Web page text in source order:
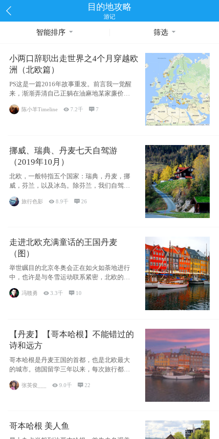
目的地攻略
游记
智能排序 筛选
小两口辞职出走世界之4个月穿越欧
洲（北欧篇）
PS这是一篇2016年故事重发。前言我一觉醒
来，渐渐弄清自己正躺在油麻地某家廉价宾
馆
陈小羊Timeline 7.2千 7
挪威、瑞典、丹麦七天自驾游
（2019年10月）
北欧，一般特指五个国家：瑞典，丹麦，挪
威，芬兰，以及冰岛。除芬兰，我们自驾游
旅行色影 8.9千 26
走进北欧充满童话的王国丹麦
（图）
举世瞩目的北京冬奥会正在如火如荼地进行
中，也许是与冬雪运动联系紧密，北欧的一
些国家因
冯赣勇 3.3千  10
【丹麦】【哥本哈根】不能错过的
诗和远方
哥本哈根是丹麦王国的首都，也是北欧最大
的城市。德国留学三年以来，每次旅行都是
张英俊___ 9.0千 22
哥本哈根 美人鱼